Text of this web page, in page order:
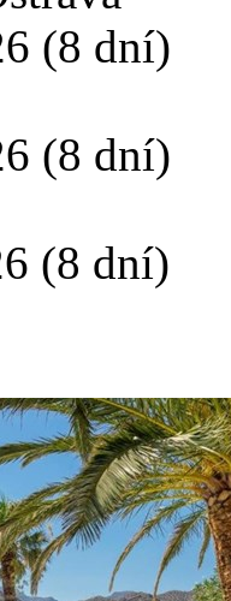
(8 dní)
(8 dní)
(8 dní)